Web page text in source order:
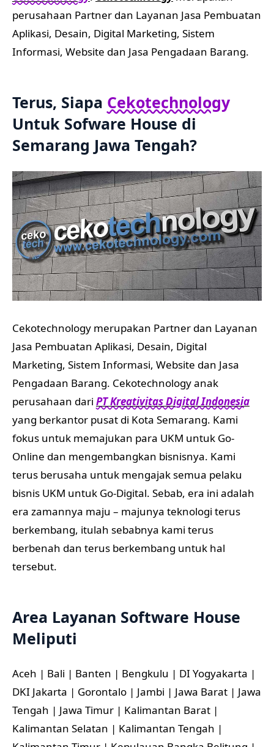
perusahaan Partner dan Layanan Jasa Pembuatan
Aplikasi, Desain, Digital Marketing, Sistem
Informasi, Website dan Jasa Pengadaan Barang.
Terus, Siapa Cekotechnology
Untuk Sofware House di
Semarang Jawa Tengah?
Cekotechnology merupakan Partner dan Layanan
Jasa Pembuatan Aplikasi, Desain, Digital
Marketing, Sistem Informasi, Website dan Jasa
Pengadaan Barang. Cekotechnology anak
perusahaan dari PT Kreativitas Digital Indonesia
yang berkantor pusat di Kota Semarang. Kami
fokus untuk memajukan para UKM untuk Go-
Online dan mengembangkan bisnisnya. Kami
terus berusaha untuk mengajak semua pelaku
bisnis UKM untuk Go-Digital. Sebab, era ini adalah
era zamannya maju – majunya teknologi terus
berkembang, itulah sebabnya kami terus
berbenah dan terus berkembang untuk hal
tersebut.
Area Layanan Software House
Meliputi
Aceh | Bali | Banten | Bengkulu | DI Yogyakarta |
DKI Jakarta | Gorontalo | Jambi | Jawa Barat | Jawa
Tengah | Jawa Timur | Kalimantan Barat |
Kalimantan Selatan | Kalimantan Tengah |